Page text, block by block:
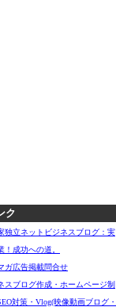
ク
独立ネットビジネスブログ：実
！成功への道。
ガ広告掲載問合せ
スブログ作成・ホームページ制
対策・Vlog(映像動画ブログ・